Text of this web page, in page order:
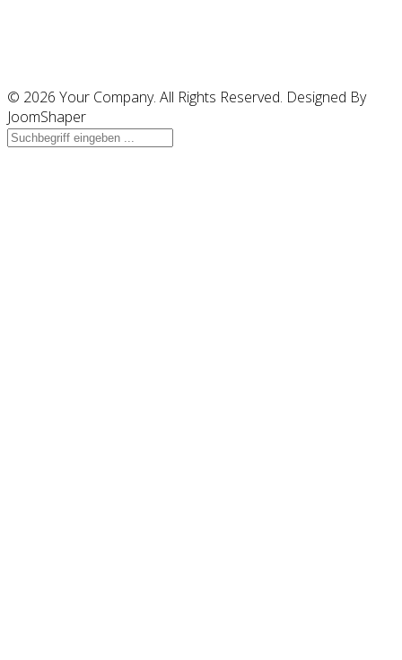
© 2026 Your Company. All Rights Reserved. Designed By
JoomShaper